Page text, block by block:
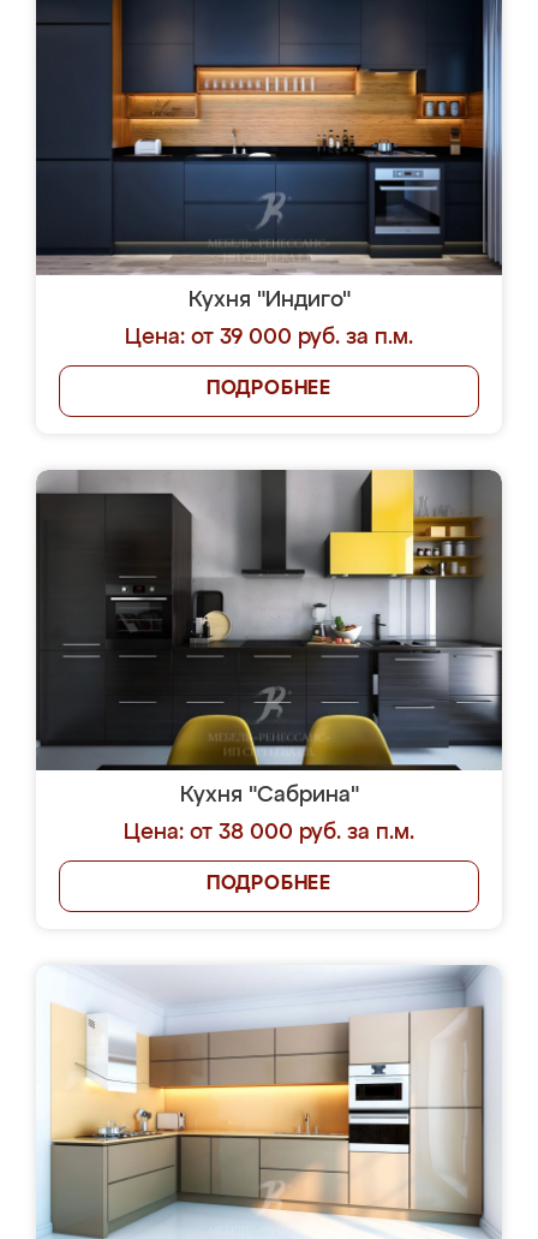
Кухня "Индиго"
Цена: от 39 000 руб. за п.м.
ПОДРОБНЕЕ
Кухня "Сабрина"
Цена: от 38 000 руб. за п.м.
ПОДРОБНЕЕ